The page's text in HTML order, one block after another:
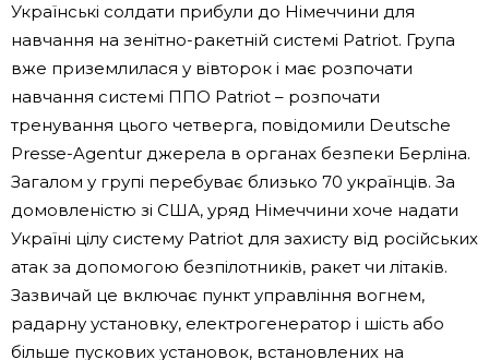
Українські солдати прибули до Німеччини для
навчання на зенітно-ракетній системі Patriot. Група
вже приземлилася у вівторок і має розпочати
навчання системі ППО Patriot – розпочати
тренування цього четверга, повідомили Deutsche
Presse-Agentur джерела в органах безпеки Берліна.
Загалом у групі перебуває близько 70 українців. За
домовленістю зі США, уряд Німеччини хоче надати
Україні цілу систему Patriot для захисту від російських
атак за допомогою безпілотників, ракет чи літаків.
Зазвичай це включає пункт управління вогнем,
радарну установку, електрогенератор і шість або
більше пускових установок, встановлених на